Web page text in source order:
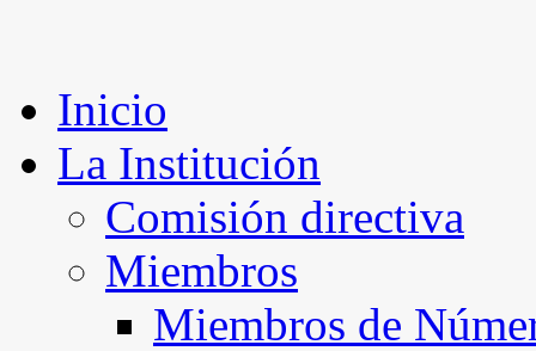
Inicio
La Institución
Comisión directiva
Miembros
Miembros de